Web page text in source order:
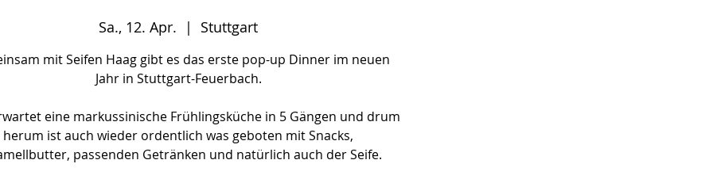
Sa., 12. Apr.
  |
Stuttgart
mit Seifen Haag gibt es das erste pop-up Dinner im neuen
Jahr in Stuttgart-Feuerbach.
eine markussinische Frühlingsküche in 5 Gängen und drum
herum ist auch wieder ordentlich was geboten mit Snacks,
passenden Getränken und natürlich auch der Seife.